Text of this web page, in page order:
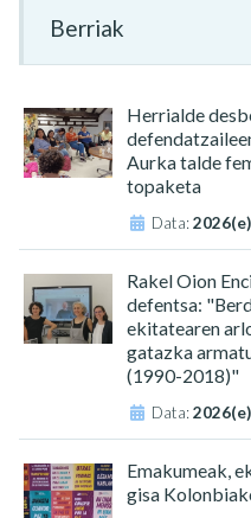
Berriak
Herrialde
Aurka talde
topaketa
Data:
Rakel Oion
defentsa:
ekitatearen
gatazka
(1990-2018)"
Data:
Emakumeak,
gisa